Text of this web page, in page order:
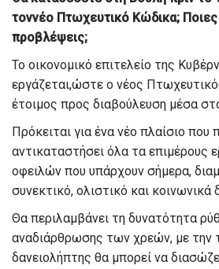
τοννέο Πτωχευτικό Κώδικα; Ποιες
προβλέψεις;
Το οικονομικό επιτελείο της Κ
εργάζεται,ώστε ο νέος Π
έτοιμος προς διαβούλευση μέσα
Πρόκειται για ένα νέο πλαίσιο που
αντικαταστήσει όλα τα επιμέρους
οφειλών που υπάρχουν σήμερα,
συνεκτικό, ολιστικό και κοινωνικά
Θα περιλαμβάνει τη δυνατότητα
αναδιάρθρωσης των χρεών, με την
δανειολήπτης θα μπορεί να